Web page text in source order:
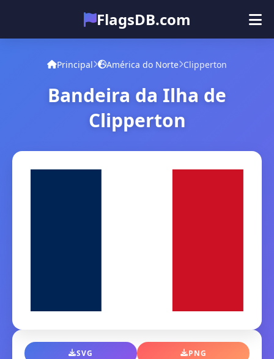
FlagsDB.com
Principal
Quiz
Principal América do Norte Clipperton
Bandeira da Ilha de
Clipperton
SVG PNG